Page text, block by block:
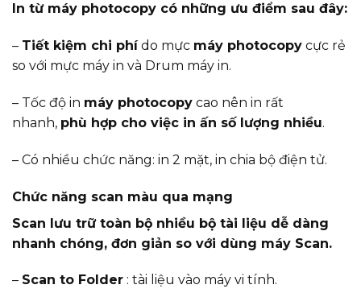
In từ máy photocopy có những ưu điểm sau đây:
– Tiết kiệm chi phído mực máy photocopy cực rẻ
so với mực máy in và Drum máy in.
– Tốc độ in máy photocopy cao nên in rất
nhanh, phù hợp cho việc in ấn số lượng nhiều.
– Có nhiều chức năng: in 2 mặt, in chia bộ điện tử.
Chức năng scan màu qua mạng
Scan lưu trữ toàn bộ nhiều bộ tài liệu dễ dàng
nhanh chóng, đơn giản so với dùng máy Scan.
– Scan to Folder : tài liệu vào máy vi tính.